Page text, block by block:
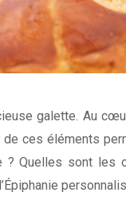
galette. Au
de ces éléments
? Quelles sont